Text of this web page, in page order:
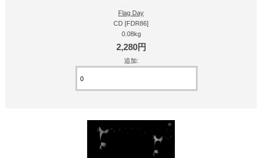
Flag Day
CD [FDR86]
0.08kg
2,280円
追加: